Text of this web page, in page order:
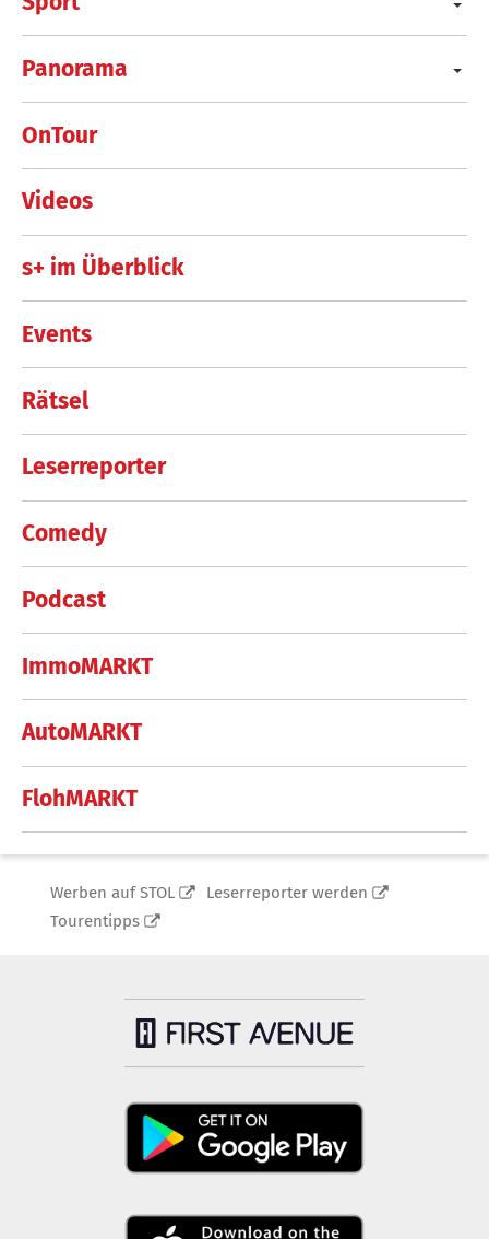
Panorama
OnTour
Videos
s+ im Überblick
Events
Rätsel
Leserreporter
Comedy
Podcast
ImmoMARKT
AutoMARKT
FlohMARKT
Werben auf STOL
Leserreporter werden
Tourentipps